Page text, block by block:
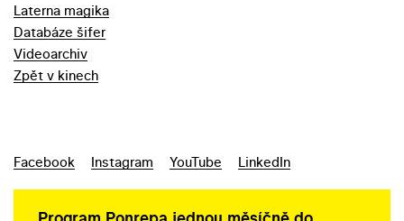
Laterna magika
Databáze šifer
Videoarchiv
Zpět v kinech
Facebook Instagram YouTube LinkedIn